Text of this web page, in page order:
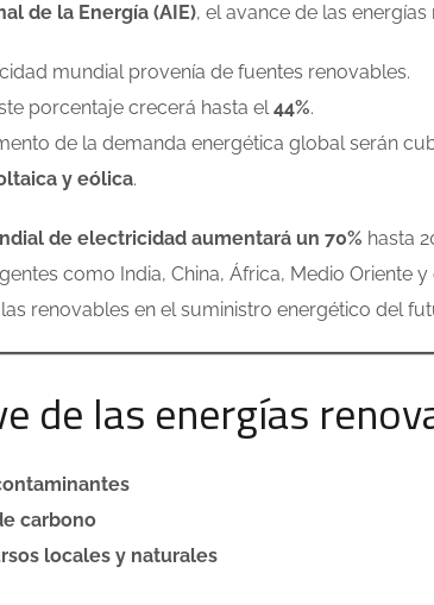
de la Energía (AIE), el avance de las
mundial provenía de fuentes renovables.
porcentaje crecerá hasta el44%.
de la demanda energética global serán
y eólica.
de electricidad aumentará un 70% hasta
como India, China, África, Medio Oriente
renovables en el suministro energético del
de las energías
carbono
locales y naturales